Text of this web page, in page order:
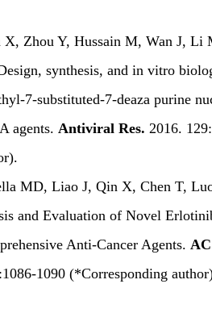
Zhou Y, Hussain M, Wan J, Li
synthesis, and in vitro
7-substituted-7-deaza purine
agents. Antiviral Res. 2016.
MD, Liao J, Qin X, Chen T, Luo
and Evaluation of Novel
Anti-Cancer Agents.
1090 (*Corresponding